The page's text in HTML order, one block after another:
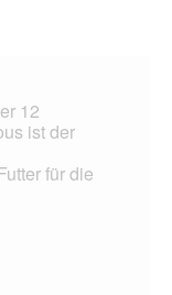
12
ist der
für die